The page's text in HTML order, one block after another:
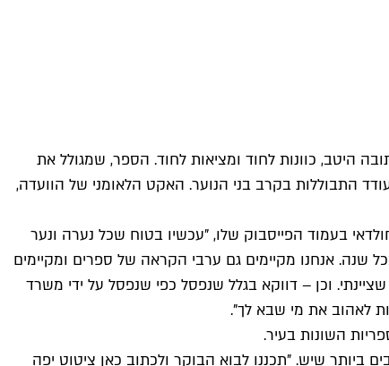
היטב, כוונות לחוד ומציאות לחוד. הספר, שמגולל את
התבוללות בקרב בני הנוער. האקט הלאומני של הוועדה,
בעמוד הפייסבוק שלו, "עכשיו בטוח שכל נערה ונער
שנה. אנחנו מקיימים גם ערבי הקראה של ספרים ומקיימים
וכן – דווקא בגלל שנפסל כפי שנפסל על ידי משרד
לאהוב את מי שבא לך".
השונות בעיר.
ביותר שיש. "תכננו לבוא הבוקר ולכתוב כאן ציטוט יפה